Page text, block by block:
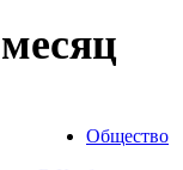
Общество